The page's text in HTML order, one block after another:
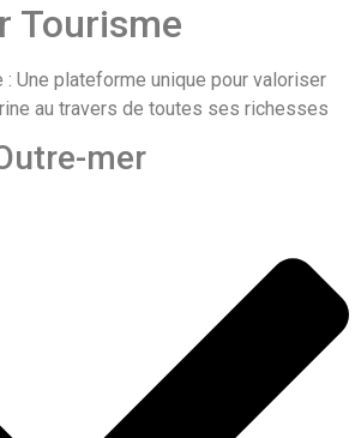
Tourisme
: Une plateforme unique pour valoriser
au travers de toutes ses richesses
mer